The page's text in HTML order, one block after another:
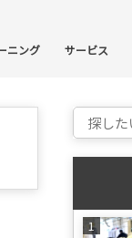
ニング サービス
Search for: